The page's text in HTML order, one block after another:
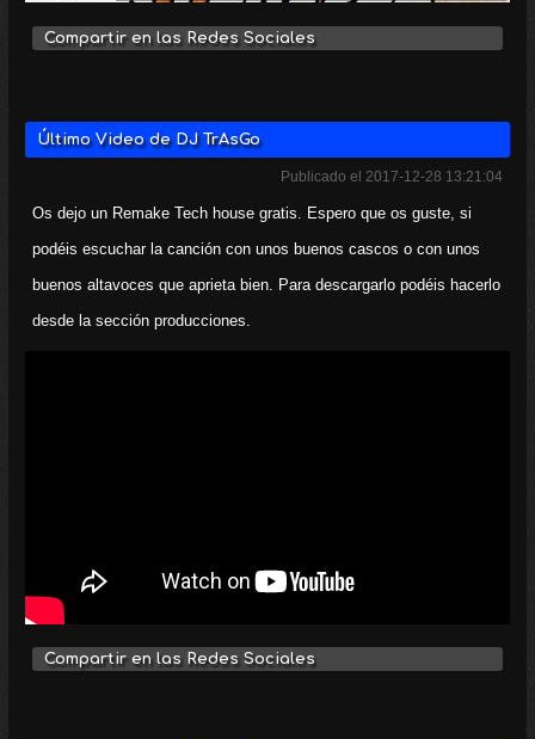
Compartir en las Redes Sociales
Último Video de DJ TrAsGo
Publicado el 2017-12-28 13:21:04
Os dejo un Remake Tech house gratis. Espero que os guste, si
podéis escuchar la canción con unos buenos cascos o con unos
buenos altavoces que aprieta bien. Para descargarlo podéis hacerlo
desde la sección producciones.
Compartir en las Redes Sociales